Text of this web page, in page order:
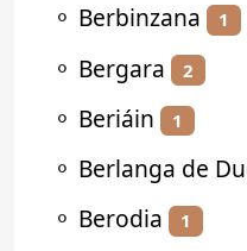
⚬ Berbinzana 1
⚬ Bergara 2
⚬ Beriáin 1
⚬ Berlanga de
⚬ Berodia 1